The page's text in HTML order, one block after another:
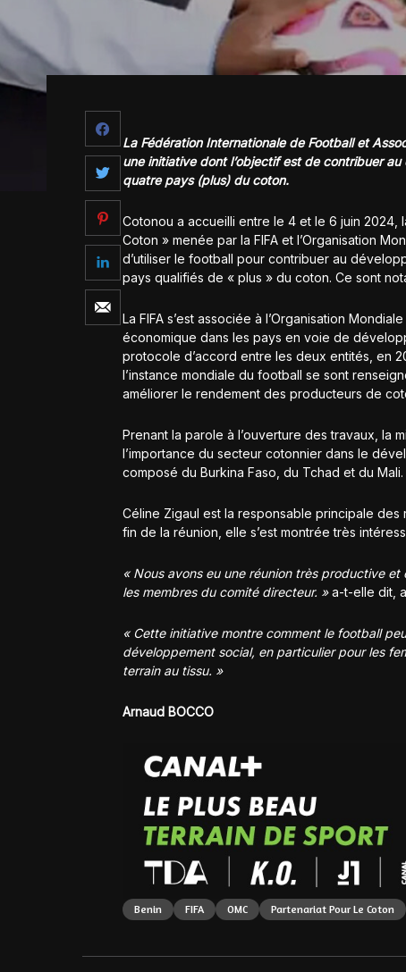
La Fédération Internationale de Football et
une initiative dont l’objectif est de contribuer
quatre pays (plus) du coton.
Cotonou a accueilli entre le 4 et le 6 juin 2024,
Coton » menée par la FIFA et l’Organisation
d’utiliser le football pour contribuer au
pays qualifiés de « plus » du coton. Ce sont
La FIFA s’est associée à l’Organisation
économique dans les pays en voie de
protocole d’accord entre les deux entités, en
l’instance mondiale du football se sont
améliorer le rendement des producteurs de
Prenant la parole à l’ouverture des travaux, la
l’importance du secteur cotonnier dans le
composé du Burkina Faso, du Tchad et du Mali.
Céline Zigaul est la responsable principale des
fin de la réunion, elle s’est montrée très
« Nous avons eu une réunion très productive
les membres du comité directeur. »a-t-elle dit,
« Cette initiative montre comment le football
développement social, en particulier pour les
terrain au tissu. »
Arnaud BOCCO
Benin FIFA OMC Partenariat Pour Le Coton